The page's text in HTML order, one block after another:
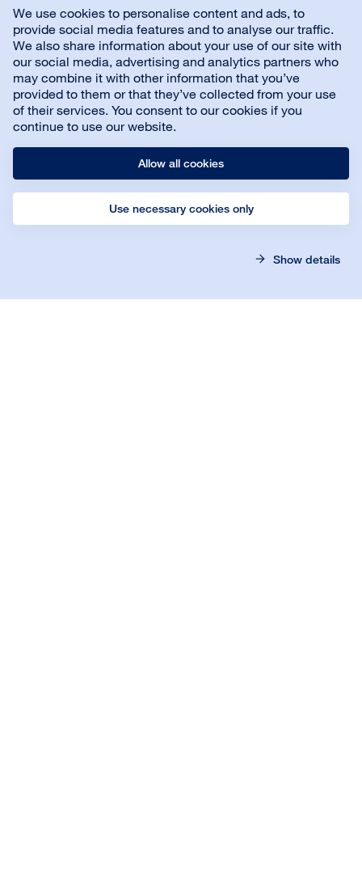
We use cookies to personalise content and ads, to
provide social media features and to analyse our traffic.
We also share information about your use of our site with
our social media, advertising and analytics partners who
may combine it with other information that you’ve
provided to them or that they’ve collected from your use
of their services. You consent to our cookies if you
continue to use our website.
Allow all cookies
Use necessary cookies only
Show details
Details
Bona Classic
Größe: 1 l